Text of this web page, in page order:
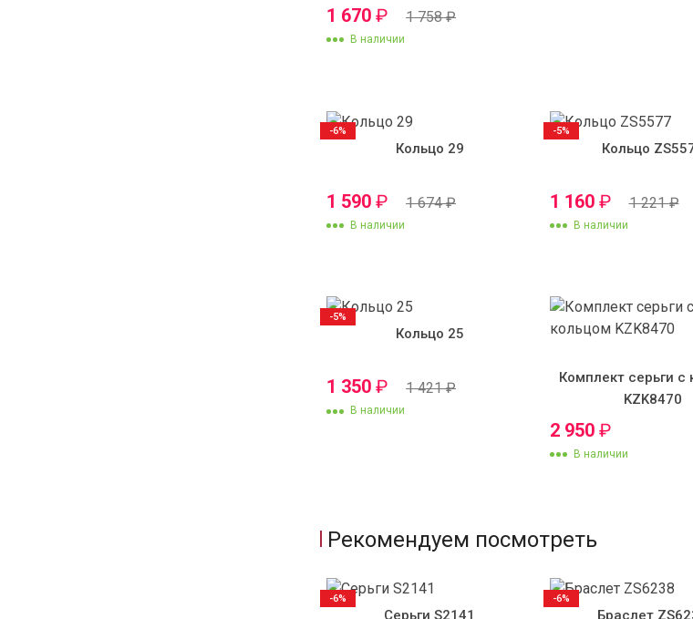
1 670 ₽ 1 758₽
В наличии
Кольцо 29
1 590 ₽ 1 674₽
В наличии
-6%
Кольцо
1 160 ₽ 1 221₽
В наличии
-5%
Кольцо 25
1 350 ₽ 1 421₽
В наличии
-5%
Комплект серьги с
KZK8470
2 950 ₽
В наличии
Рекомендуем посмотреть
-6% -6%